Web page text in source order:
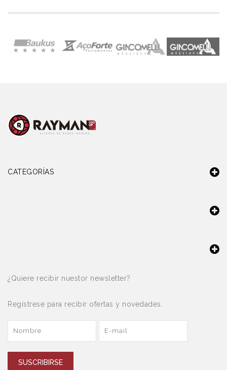
CATEGORÍAS
¿Quiere recibir nuestor newsletter?
Regístrese para recibir ofertas y novedades.
SUSCRIBIRSE